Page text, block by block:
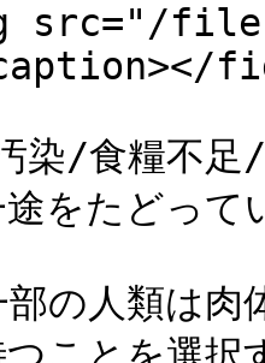
src="/
染/食糧不足
をたどって
の人類は肉